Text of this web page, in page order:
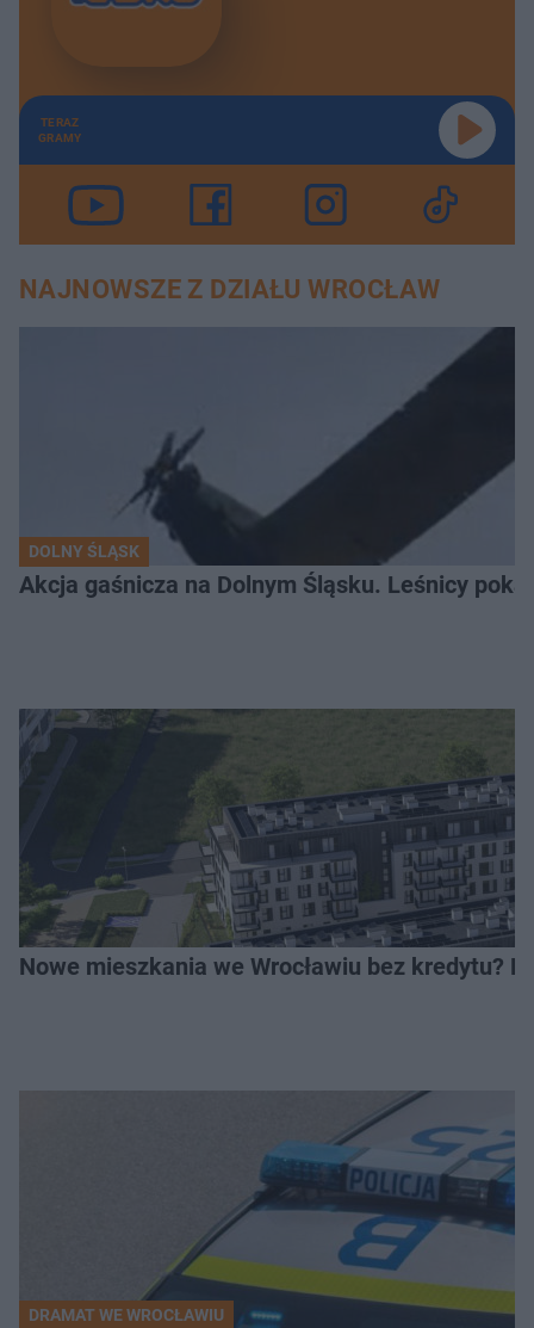
TERAZ
GRAMY
NAJNOWSZE Z DZIAŁU WROCŁAW
DOLNY ŚLĄSK
Akcja gaśnicza na Dolnym Śląsku. Leśnicy
Nowe mieszkania we Wrocławiu bez kredytu?
DRAMAT WE WROCŁAWIU